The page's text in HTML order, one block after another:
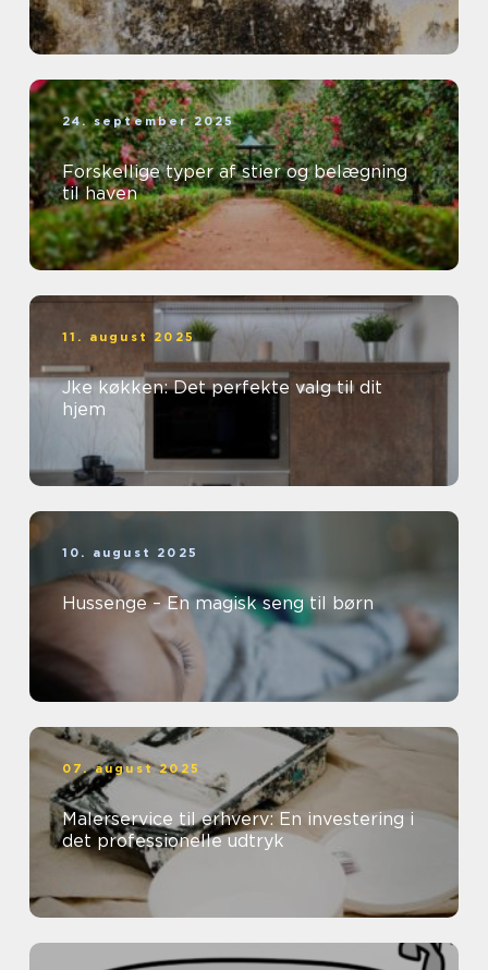
24. september 2025
Forskellige typer af stier og belægning
til haven
11. august 2025
Jke køkken: Det perfekte valg til dit
hjem
10. august 2025
Hussenge – En magisk seng til børn
07. august 2025
Malerservice til erhverv: En investering i
det professionelle udtryk